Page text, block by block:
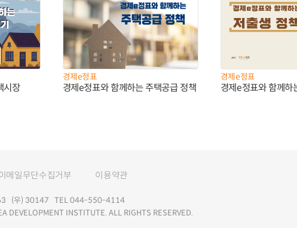
시장
경제e정표
경제e정표와 함께하는 주택공급 정책
경제e정표
경제e정표와 함께하
메일무단수집거부 이용약관
(우) 30147 TEL 044-550-4114
DEVELOPMENT INSTITUTE. ALL RIGHTS RESERVED.